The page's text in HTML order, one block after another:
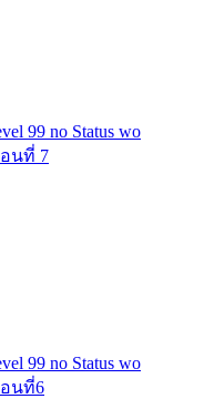
99 no Status wo
อนที่ 7
99 no Status wo
อนที่6